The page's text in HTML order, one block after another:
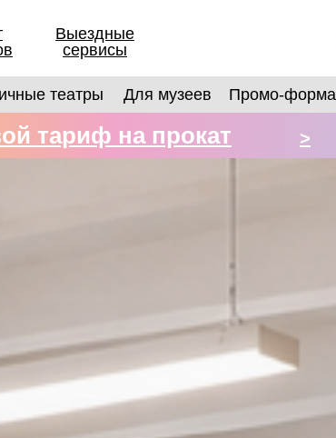
Выездные
сервисы
Промо-форма
Для музеев
театры
тариф на прокат
>